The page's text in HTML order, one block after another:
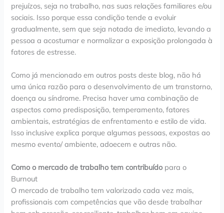
prejuízos, seja no trabalho, nas suas relações familiares e/ou
sociais. Isso porque essa condição tende a evoluir
gradualmente, sem que seja notada de imediato, levando a
pessoa a acostumar e normalizar a exposição prolongada à
fatores de estresse.
Como já mencionado em outros posts deste blog, não há
uma única razão para o desenvolvimento de um transtorno,
doença ou síndrome. Precisa haver uma combinação de
aspectos como predisposição, temperamento, fatores
ambientais, estratégias de enfrentamento e estilo de vida.
Isso inclusive explica porque algumas pessoas, expostas ao
mesmo evento/ ambiente, adoecem e outras não.
Como o mercado de trabalho tem contribuídopara o
Burnout
O mercado de trabalho tem valorizado cada vez mais,
profissionais com competências que vão desde trabalhar